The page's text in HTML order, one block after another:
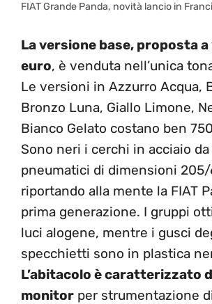
FIAT Grande Panda, novità lancio in
La versione base, proposta a
euro, è venduta nell’unica
Le versioni in Azzurro Acqua,
Bronzo Luna, Giallo Limone,
Bianco Gelato costano ben
Sono neri i cerchi in acciaio da
pneumatici di dimensioni 205/
riportando alla mente la FIAT
prima generazione. I gruppi
luci alogene, mentre i gusci
specchietti sono in plastica
L’abitacolo è caratterizzato
monitor per strumentazione